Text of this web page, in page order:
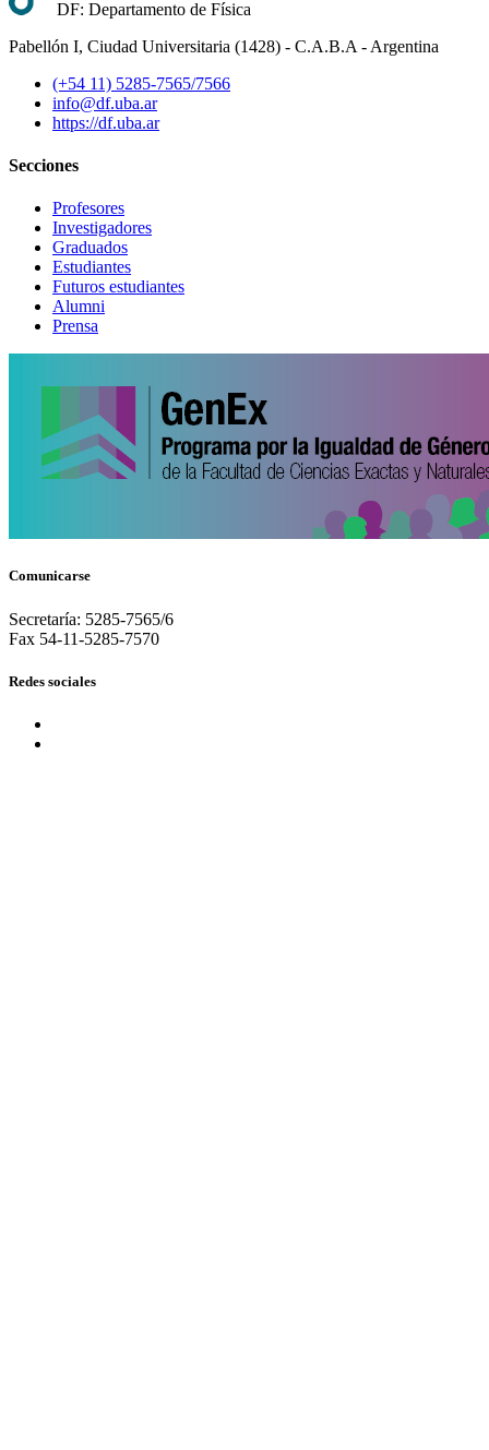
DF: Departamento de Física
Pabellón I, Ciudad Universitaria (1428) - C.A.B.A - Argentina
(+54 11) 5285-7565/7566
info@df.uba.ar
https://df.uba.ar
Secciones
Profesores
Investigadores
Graduados
Estudiantes
Futuros estudiantes
Alumni
Prensa
Comunicarse
Secretaría: 5285-7565/6
Fax 54-11-5285-7570
Redes sociales